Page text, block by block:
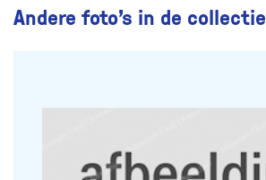
Andere foto’s in de collectie